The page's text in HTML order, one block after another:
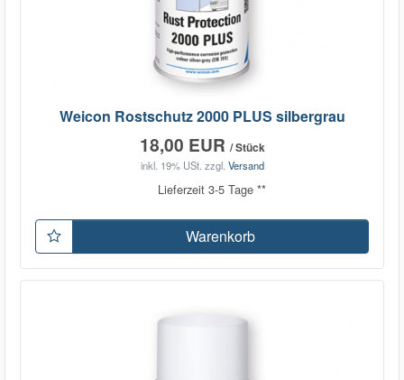
Weicon Rostschutz 2000 PLUS silbergrau
18,00 EUR / Stück
inkl. 19% USt. zzgl. Versand
Lieferzeit 3-5 Tage **
Warenkorb